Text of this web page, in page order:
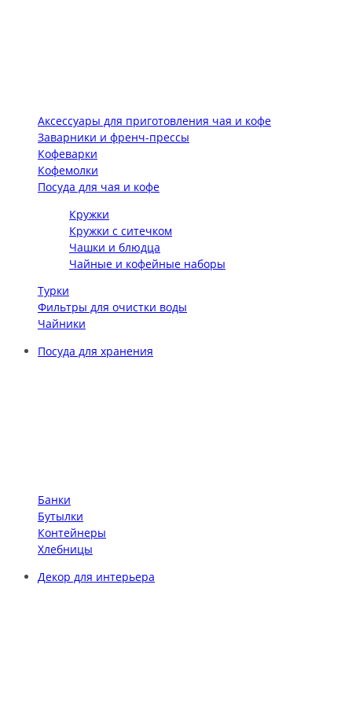
Аксессуары для приготовления чая и кофе
Заварники и френч-прессы
Кофеварки
Кофемолки
Посуда для чая и кофе
Кружки
Кружки с ситечком
Чашки и блюдца
Чайные и кофейные наборы
Турки
Фильтры для очистки воды
Чайники
Посуда для хранения
Банки
Бутылки
Контейнеры
Хлебницы
Декор для интерьера